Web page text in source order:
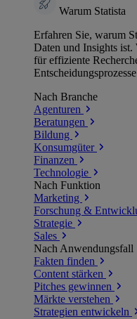
Warum Statista
Erfahren Sie, warum
Daten und Insights
für effiziente
Nach Branche
Agenturen
Beratungen
Bildung
Konsumgüter
Finanzen
Technologie
Nach Funktion
Marketing
Forschung &
Strategie
Sales
Nach Anwendungsfall
Fakten finden
Content stärken
Pitches gewinnen
Märkte verstehen
Strategien entwickeln